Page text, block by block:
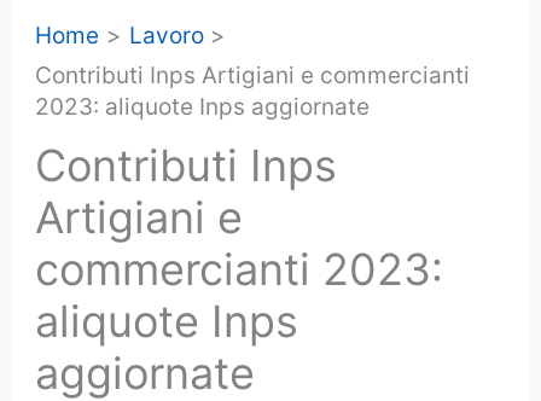
Home
Lavoro
Contributi Inps Artigiani e commercianti
2023: aliquote Inps aggiornate
Contributi Inps
Artigiani e
commercianti 2023:
aliquote Inps
aggiornate